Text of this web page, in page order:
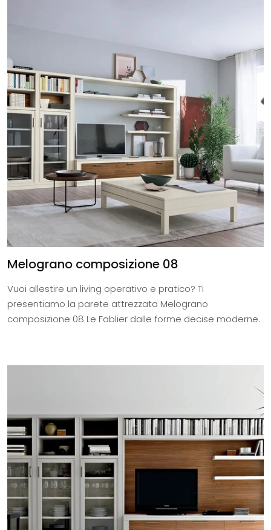
Melograno composizione 08
Vuoi allestire un living operativo e pratico? Ti
presentiamo la parete attrezzata Melograno
composizione 08 Le Fablier dalle forme decise moderne.